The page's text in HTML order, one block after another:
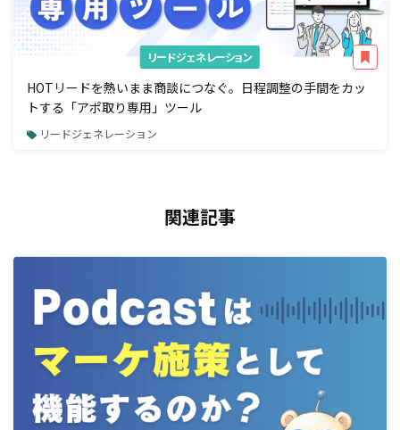
リードジェネレーション
HOTリードを熱いまま商談につなぐ。日程調整の手間をカッ
トする「アポ取り専用」ツール
リードジェネレーション
関連記事